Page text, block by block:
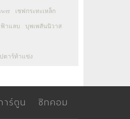
เชฟกระทะเหล็ก
าแลบ บุพเพสันนิวาส
ปตาร์ท้าแข่ง
าร์ตูน ซิทคอม